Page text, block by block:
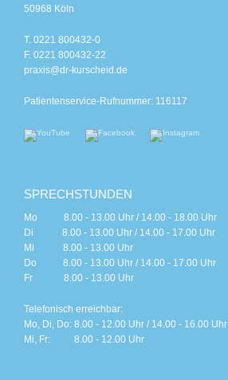
50968 Köln
T. 0221 800432-0
F. 0221 800432-22
praxis@dr-kurscheid.de
Patientenservice-Rufnummer: 116117
SPRECHSTUNDEN
Mo 8.00 - 13.00 Uhr / 14.00 - 18.00 Uhr
Di 8.00 - 13.00 Uhr / 14.00 - 17.00 Uhr
Mi 8.00 - 13.00 Uhr
Do 8.00 - 13.00 Uhr / 14.00 - 17.00 Uhr
Fr 8.00 - 13.00 Uhr
Telefonisch erreichbar:
Mo, Di, Do: 8.00 - 12.00 Uhr / 14.00 - 16.00 Uhr
Mi, Fr: 8.00 - 12.00 Uhr